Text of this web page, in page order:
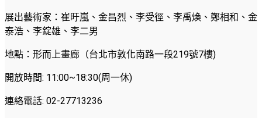
展出藝術家：崔旴嵐、金昌烈、李受徑、李禹煥、鄭相和、金
泰浩、李錠雄、李二男
地點：形而上畫廊（台北市敦化南路一段219號7樓)
開放時間: 11:00~18:30(周一休)
連絡電話: 02-27713236